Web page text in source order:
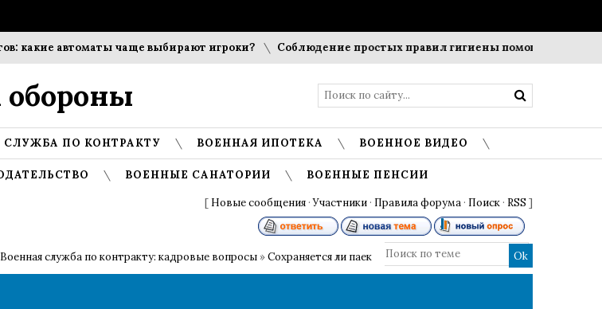
какие автоматы чаще выбирают игроки? Соблюдение простых правил гигиены помогает
обороны
СЛУЖБА ПО КОНТРАКТУ ВОЕННАЯ ИПОТЕКА ВОЕННОЕ ВИДЕО
ВОЕННЫЕ САНАТОРИИ ВОЕННЫЕ ПЕНСИИ
[ Новые сообщения ·Участники · Правила форума · Поиск · RSS ]
Военная служба по контракту: кадровые вопросы »Сохраняется ли паек